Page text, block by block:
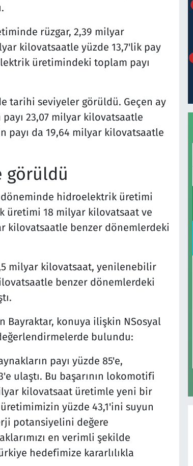
rüzgar, 2,39 milyar
kilovatsaatle yüzde 13,7'lik pay
üretimindeki toplam payı
tarihi seviyeler görüldü. Geçen ay
23,07 milyar kilovatsaatle
payı da 19,64 milyar kilovatsaatle
görüldü
döneminde hidroelektrik üretimi
üretimi 18 milyar kilovatsaat ve
kilovatsaatle benzer dönemlerdeki
milyar kilovatsaat, yenilenebilir
benzer dönemlerdeki
Bayraktar, konuya ilişkin NSosyal
değerlendirmelerde bulundu:
payı yüzde 85'e,
ulaştı. Bu başarının lokomotifi
kilovatsaat üretimle yeni bir
yüzde 43,1'ini suyun
potansiyelini değere
en verimli şekilde
hedefimize kararlılıkla